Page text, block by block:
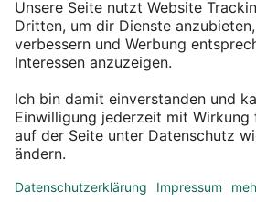
Service
Über DEPOT
Kontakt